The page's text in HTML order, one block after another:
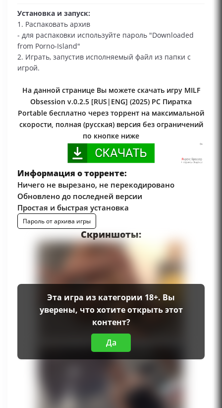
Установка и запуск:
1. Распаковать архив
- для распаковки используйте пароль "Downloaded
from Porno-Island"
2. Играть, запустив исполняемый файл из папки с
игрой.
На данной странице Вы можете скачать игру MILF
Obsession v.0.2.5 [RUS|ENG] (2025) PC Пиратка
Portable бесплатно через торрент на максимальной
скорости, полная (русская) версия без ограничений
по кнопке ниже
Информация о торренте:
Ничего не вырезано, не перекодировано
Обновлено до последней версии
Простая и быстрая установка
Пароль от архива игры
Скриншоты:
Эта игра из категории 18+. Вы
уверены, что хотите открыть этот
контент?
Да